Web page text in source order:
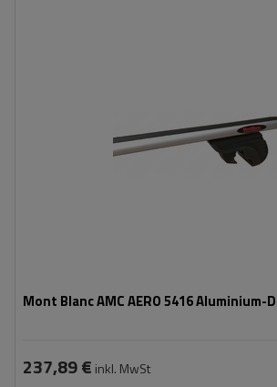
Mont Blanc AMC AERO 5416
237,89 € inkl. MwSt